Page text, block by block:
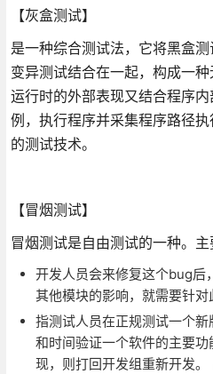
【灰盒测试】
是一种综合测试法，它将黑盒
变异测试结合在一起，构成一
运行时的外部表现又结合程序
例，执行程序并采集程序路径
的测试技术。
【冒烟测试】
冒烟测试是自由测试的一种。主
开发人员会来修复这个bug后
其他模块的影响，就需要针对
指测试人员在正规测试一个
和时间验证一个软件的主要
现，则打回开发组重新开发